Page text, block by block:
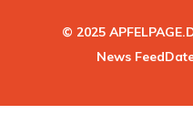
© 2025
News Feed